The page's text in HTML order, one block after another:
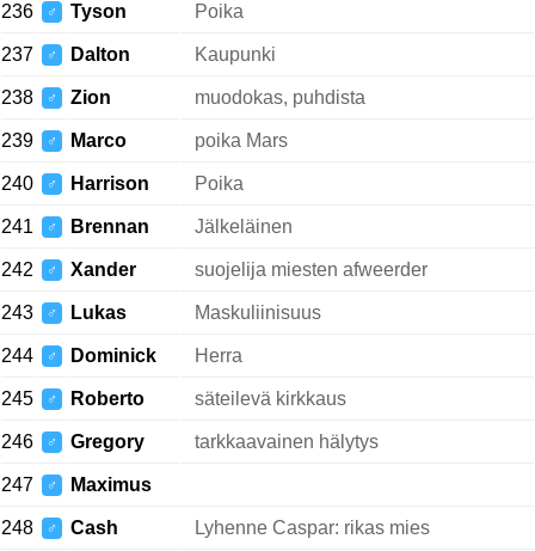
236 ♂ Tyson Poika
237 ♂ Dalton Kaupunki
238 ♂ Zion muodokas, puhdista
239 ♂ Marco poika Mars
240 ♂ Harrison Poika
241 ♂ Brennan Jälkeläinen
242 ♂ Xander suojelija miesten afweerder
243 ♂ Lukas Maskuliinisuus
244 ♂ Dominick Herra
245 ♂ Roberto säteilevä kirkkaus
246 ♂ Gregory tarkkaavainen hälytys
247 ♂ Maximus
248 ♂ Cash Lyhenne Caspar: rikas mies